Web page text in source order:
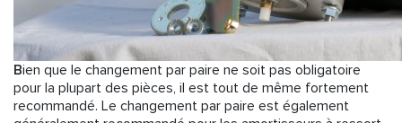
Bien que le changement par paire ne soit pas obligatoire
pour la plupart des pièces, il est tout de même fortement
recommandé. Le changement par paire est également